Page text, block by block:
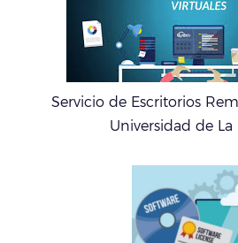
Servicio de Escritorios
Universidad de La